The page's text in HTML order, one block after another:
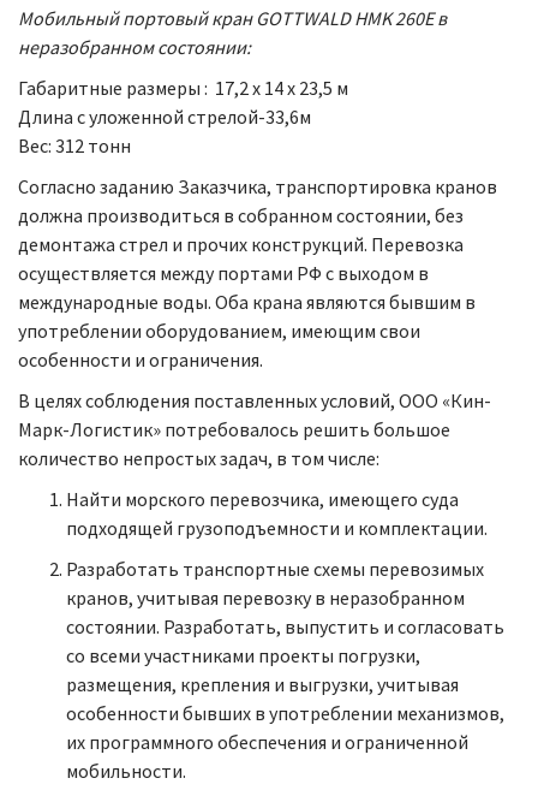
Мобильный портовый кран GOTTWALD HMK 260E в
неразобранном состоянии:
Габаритные размеры : 17,2 х 14 х 23,5 м
Длина с уложенной стрелой-33,6м
Вес: 312 тонн
Согласно заданию Заказчика, транспортировка кранов
должна производиться в собранном состоянии, без
демонтажа стрел и прочих конструкций. Перевозка
осуществляется между портами РФ с выходом в
международные воды. Оба крана являются бывшим в
употреблении оборудованием, имеющим свои
особенности и ограничения.
В целях соблюдения поставленных условий, ООО «Кин-
Марк-Логистик» потребовалось решить большое
количество непростых задач, в том числе:
Найти морского перевозчика, имеющего суда
подходящей грузоподъемности и комплектации.
Разработать транспортные схемы перевозимых
кранов, учитывая перевозку в неразобранном
состоянии. Разработать, выпустить и согласовать
со всеми участниками проекты погрузки,
размещения, крепления и выгрузки, учитывая
особенности бывших в употреблении механизмов,
их программного обеспечения и ограниченной
мобильности.